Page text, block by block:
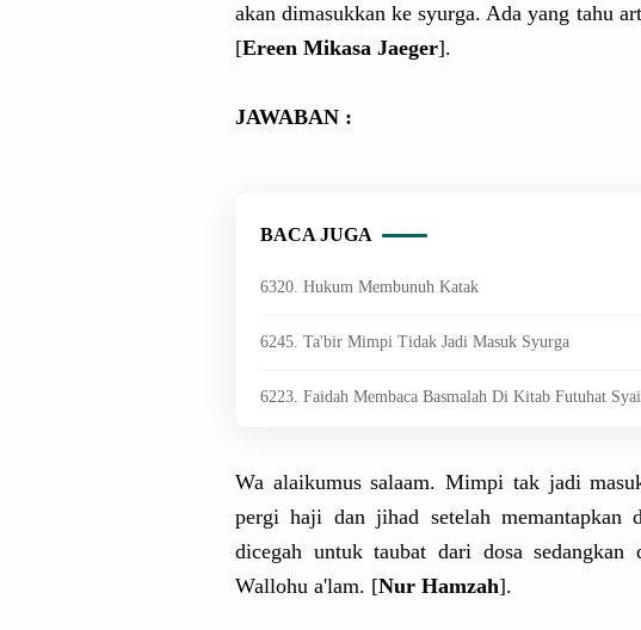
akan dimasukkan ke syurga. Ada yang tahu
[Ereen Mikasa Jaeger].
JAWABAN :
BACA JUGA
6320. Hukum Membunuh Katak
6245. Ta'bir Mimpi Tidak Jadi Masuk Syurga
6223. Faidah Membaca Basmalah Di Kitab Futuhat
Wa alaikumus salaam. Mimpi tak jadi
pergi haji dan jihad setelah memantapkan
dicegah untuk taubat dari dosa
Wallohu a'lam. [Nur Hamzah].